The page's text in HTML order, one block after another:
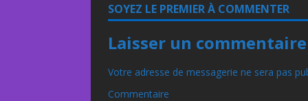
SOYEZ LE PREMIER À COMMENTER
Laisser un commentaire
Votre adresse de messagerie ne sera pas
Commentaire